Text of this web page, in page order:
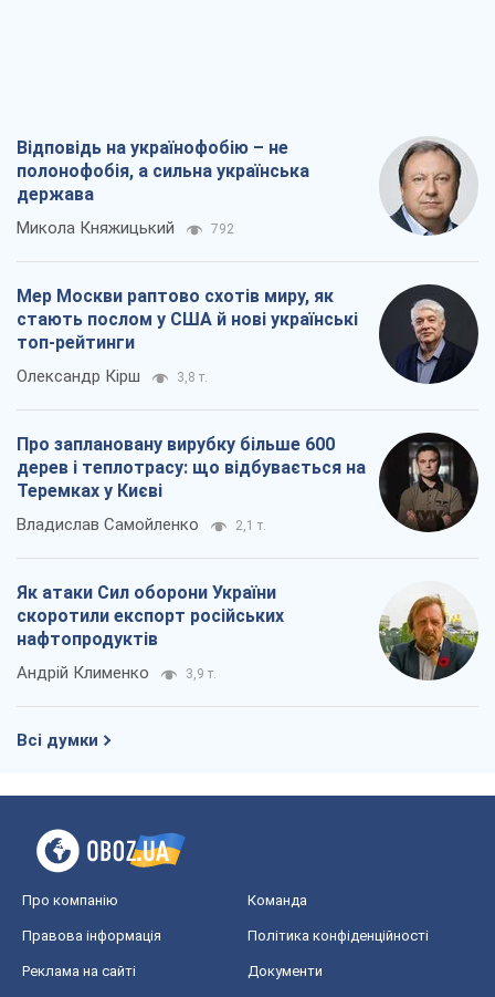
Відповідь на українофобію – не
полонофобія, а сильна українська
держава
Микола Княжицький 792
Мер Москви раптово схотів миру, як
стають послом у США й нові українські
топ-рейтинги
Олександр Кірш 3,8 т.
Про заплановану вирубку більше 600
дерев і теплотрасу: що відбувається на
Теремках у Києві
Владислав Самойленко 2,1 т.
Як атаки Сил оборони України
скоротили експорт російських
нафтопродуктів
Андрій Клименко 3,9 т.
Всі думки
Про компанію Команда
Правова інформація Політика конфіденційності
Реклама на сайті Документи